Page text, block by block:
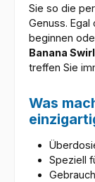
Sie so die
Genuss.
beginnen
Banana
treffen Sie
Was
Speziell